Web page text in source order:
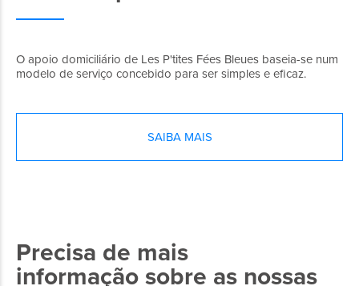
O apoio domiciliário de Les P'tites Fées Bleues baseia-se num
modelo de serviço concebido para ser simples e eficaz.
SAIBA MAIS
Precisa de mais
informação sobre as nossas